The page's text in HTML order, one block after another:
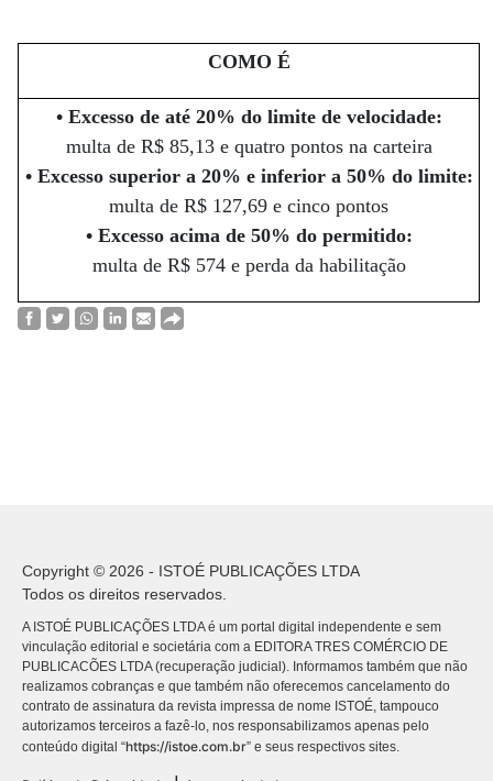
COMO É
• Excesso de até 20% do limite de velocidade:
multa de R$ 85,13 e quatro pontos na carteira
• Excesso superior a 20% e inferior a 50% do limite:
multa de R$ 127,69 e cinco pontos
• Excesso acima de 50% do permitido:
multa de R$ 574 e perda da habilitação
Copyright © 2026 - ISTOÉ PUBLICAÇÕES LTDA
Todos os direitos reservados.
A ISTOÉ PUBLICAÇÕES LTDA é um portal digital independente e sem
vinculação editorial e societária com a EDITORA TRES COMÉRCIO DE
PUBLICACÕES LTDA (recuperação judicial). Informamos também que não
realizamos cobranças e que também não oferecemos cancelamento do
contrato de assinatura da revista impressa de nome ISTOÉ, tampouco
autorizamos terceiros a fazê-lo, nos responsabilizamos apenas pelo
conteúdo digital “https://istoe.com.br” e seus respectivos sites.